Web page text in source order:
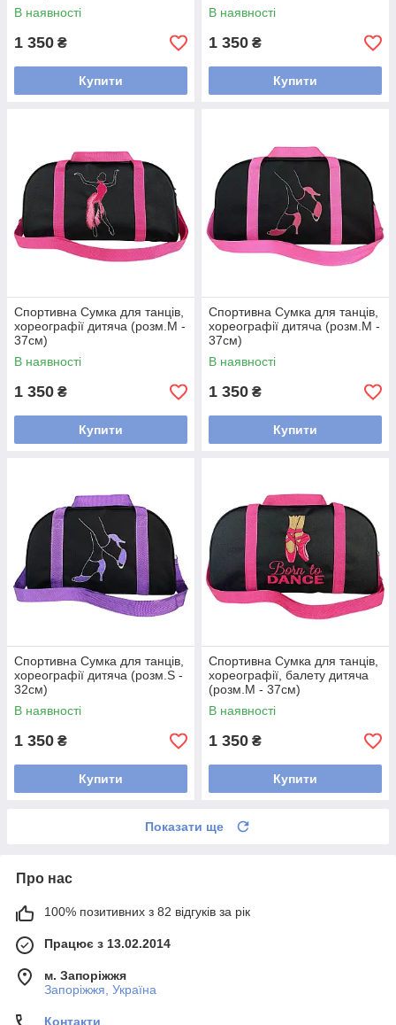
В наявності
1 350 ₴
Купити
В наявності
1 350 ₴
Купити
Спортивна Сумка для танців,
хореографії дитяча (розм.M -
37см)
В наявності
1 350 ₴
Купити
Спортивна Сумка для танців,
хореографії дитяча (розм.M -
37см)
В наявності
1 350 ₴
Купити
Спортивна Сумка для танців,
хореографії дитяча (розм.S -
32см)
В наявності
1 350 ₴
Купити
Спортивна Сумка для танців,
хореографії, балету дитяча
(розм.M - 37см)
В наявності
1 350 ₴
Купити
Показати ще
Про нас
100% позитивних з 82 відгуків за рік
Працює з 13.02.2014
м. Запоріжжя
Запоріжжя, Україна
Контакти